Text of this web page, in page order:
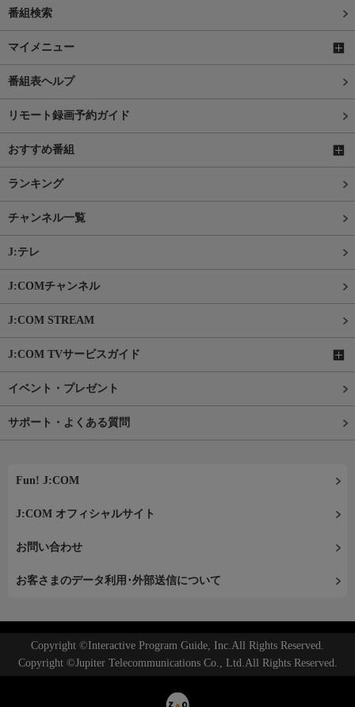
番組検索
マイメニュー
番組表ヘルプ
リモート録画予約ガイド
おすすめ番組
ランキング
チャンネル一覧
J:テレ
J:COMチャンネル
J:COM STREAM
J:COM TVサービスガイド
イベント・プレゼント
サポート・よくある質問
Fun! J:COM
J:COM オフィシャルサイト
お問い合わせ
お客さまのデータ利用･外部送信について
Copyright ©Interactive Program Guide, Inc.All Rights Reserved.
Copyright ©Jupiter Telecommunications Co., Ltd.All Rights Reserved.